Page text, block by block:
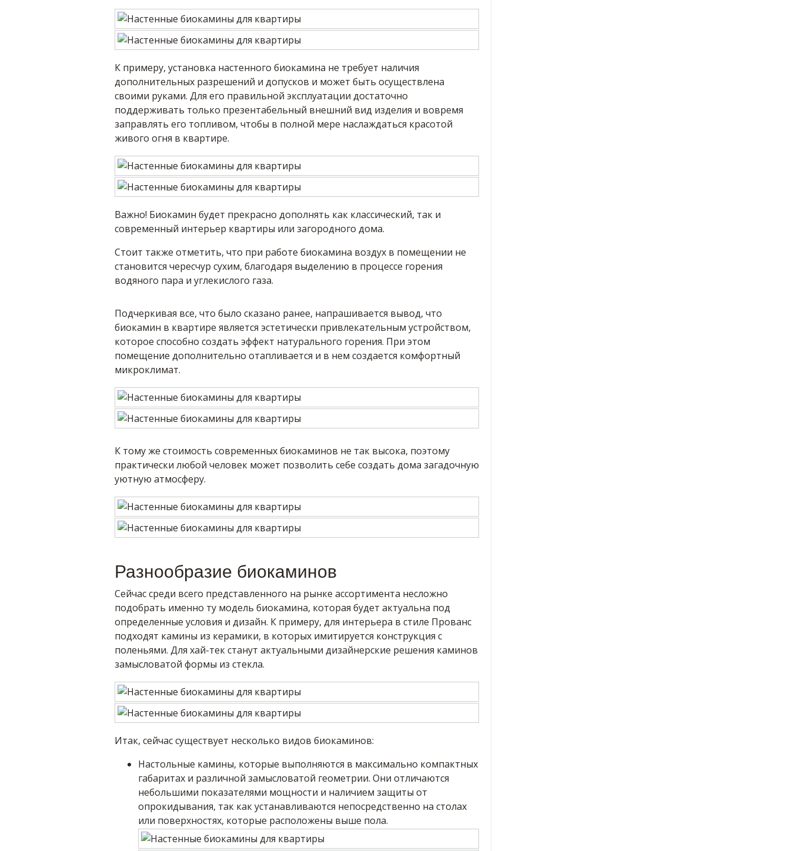
К примеру, установка настенного биокамина не требует наличия
дополнительных разрешений и допусков и может быть осуществлена
своими руками. Для его правильной эксплуатации достаточно
поддерживать только презентабельный внешний вид изделия и вовремя
заправлять его топливом, чтобы в полной мере наслаждаться красотой
живого огня в квартире.
Важно! Биокамин будет прекрасно дополнять как классический, так и
современный интерьер квартиры или загородного дома.
Стоит также отметить, что при работе биокамина воздух в помещении не
становится чересчур сухим, благодаря выделению в процессе горения
водяного пара и углекислого газа.
Подчеркивая все, что было сказано ранее, напрашивается вывод, что
биокамин в квартире является эстетически привлекательным устройством,
которое способно создать эффект натурального горения. При этом
помещение дополнительно отапливается и в нем создается комфортный
микроклимат.
К тому же стоимость современных биокаминов не так высока, поэтому
практически любой человек может позволить себе создать дома загадочную
уютную атмосферу.
Разнообразие биокаминов
Сейчас среди всего представленного на рынке ассортимента несложно
подобрать именно ту модель биокамина, которая будет актуальна под
определенные условия и дизайн. К примеру, для интерьера в стиле Прованс
подходят камины из керамики, в которых имитируется конструкция с
поленьями. Для хай-тек станут актуальными дизайнерские решения каминов
замысловатой формы из стекла.
Итак, сейчас существует несколько видов биокаминов:
Настольные камины, которые выполняются в максимально компактных
габаритах и различной замысловатой геометрии. Они отличаются
небольшими показателями мощности и наличием защиты от
опрокидывания, так как устанавливаются непосредственно на столах
или поверхностях, которые расположены выше пола.